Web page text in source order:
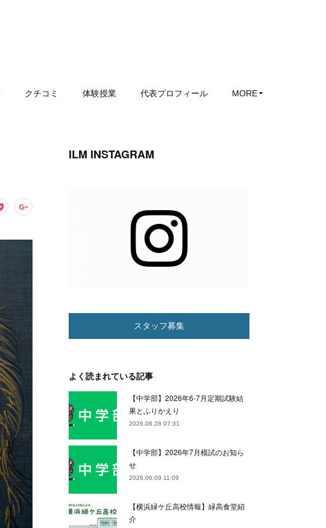
クチコミ 体験授業 代表プロフィール MORE
ILM INSTAGRAM
スタッフ募集
よく読まれている記事
【中学部】2026年6-7月定期試験結
果とふりかえり
2026.06.28 07:31
【中学部】2026年7月模試のお知ら
せ
2026.06.09 11:09
【横浜緑ケ丘高校情報】緑高食堂紹
介